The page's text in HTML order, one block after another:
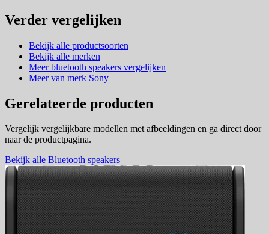
Verder vergelijken
Bekijk alle productsoorten
Bekijk alle merken
Meer bluetooth speakers vergelijken
Meer van merk Sony
Gerelateerde producten
Vergelijk vergelijkbare modellen met afbeeldingen en ga direct door
naar de productpagina.
Bekijk alle Bluetooth speakers